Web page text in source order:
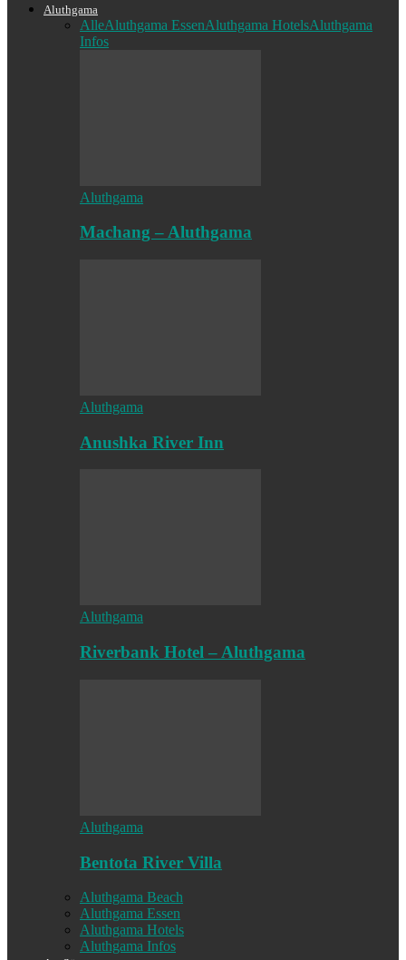
Aluthgama
AlleAluthgama EssenAluthgama HotelsAluthgama
Infos
Aluthgama
Machang – Aluthgama
Aluthgama
Anushka River Inn
Aluthgama
Riverbank Hotel – Aluthgama
Aluthgama
Bentota River Villa
Aluthgama Beach
Aluthgama Essen
Aluthgama Hotels
Aluthgama Infos